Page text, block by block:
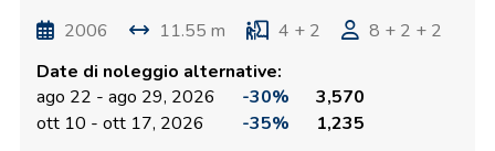
2006 11.55 m 4 + 2
8 + 2 + 2
Date di noleggio alternative:
ago 22 - ago 29, 2026
-30%
3,570
ott 10 - ott 17, 2026
-35% 1,235